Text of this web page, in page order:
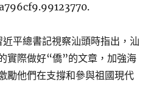
平總書記視察汕頭時指出，汕
實際做好“僑”的文章，加強海
勵他們在支撐和參與祖國現代